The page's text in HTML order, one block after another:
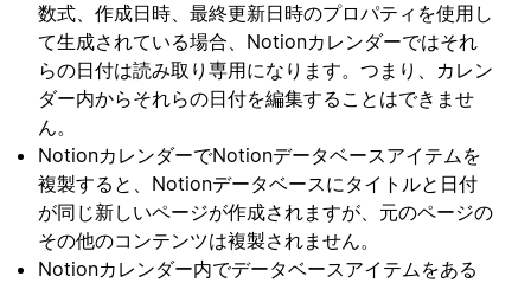
数式、作成日時、最終更新日時のプロパティを使用し
て生成されている場合、Notionカレンダーではそれ
らの日付は読み取り専用になります。つまり、カレン
ダー内からそれらの日付を編集することはできませ
ん。
NotionカレンダーでNotionデータベースアイテムを
複製すると、Notionデータベースにタイトルと日付
が同じ新しいページが作成されますが、元のページの
その他のコンテンツは複製されません。
Notionカレンダー内でデータベースアイテムをある